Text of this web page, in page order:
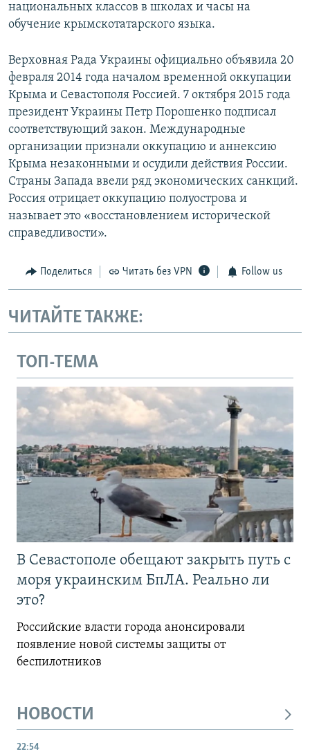
национальных классов в школах и часы на
обучение крымскотатарского языка.
Верховная Рада Украины официально объявила 20
февраля 2014 года началом временной оккупации
Крыма и Севастополя Россией. 7 октября 2015 года
президент Украины Петр Порошенко подписал
соответствующий закон. Международные
организации признали оккупацию и аннексию
Крыма незаконными и осудили действия России.
Страны Запада ввели ряд экономических санкций.
Россия отрицает оккупацию полуострова и
называет это «восстановлением исторической
справедливости».
Поделиться Читать без VPN Follow us
ЧИТАЙТЕ ТАКЖЕ:
ТОП-ТЕМА
В Севастополе обещают закрыть путь с
моря украинским БпЛА. Реально ли
это?
Российские власти города анонсировали
появление новой системы защиты от
беспилотников
НОВОСТИ
22:54